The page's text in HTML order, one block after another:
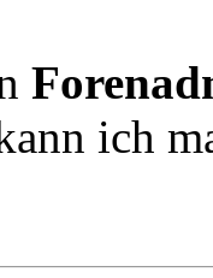
ich